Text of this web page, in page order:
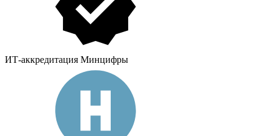
ИТ-аккредитация Минцифры